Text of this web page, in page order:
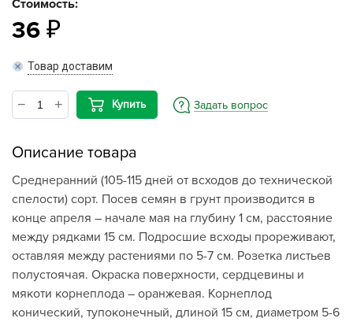
Стоимость:
36
Товар доставим
Купить Задать вопрос
Описание товара
Среднеранний (105-115 дней от всходов до технической
спелости) сорт. Посев семян в грунт производится в
конце апреля – начале мая на глубину 1 см, расстояние
между рядками 15 см. Подросшие всходы прореживают,
оставляя между растениями по 5-7 см. Розетка листьев
полустоячая. Окраска поверхности, сердцевины и
мякоти корнеплода – оранжевая. Корнеплод
конический, тупоконечный, длиной 15 см, диаметром 5-6